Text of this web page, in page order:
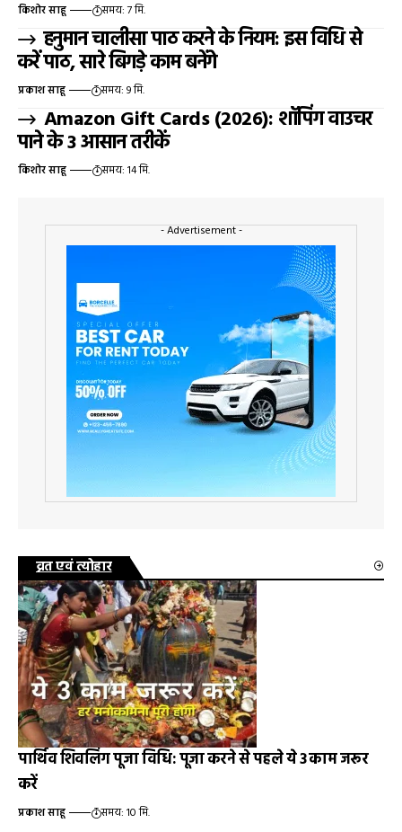
किशोर साहू समय: 7 मि.
हनुमान चालीसा पाठ करने के नियम: इस विधि से
करें पाठ, सारे बिगड़े काम बनेंगे
प्रकाश साहू समय: 9 मि.
Amazon Gift Cards (2026): शॉपिंग वाउचर
पाने के 3 आसान तरीकें
किशोर साहू समय: 14 मि.
- Advertisement -
व्रत एवं त्योहार
पार्थिव शिवलिंग पूजा विधि: पूजा करने से पहले ये 3 काम जरूर
करें
प्रकाश साहू समय: 10 मि.